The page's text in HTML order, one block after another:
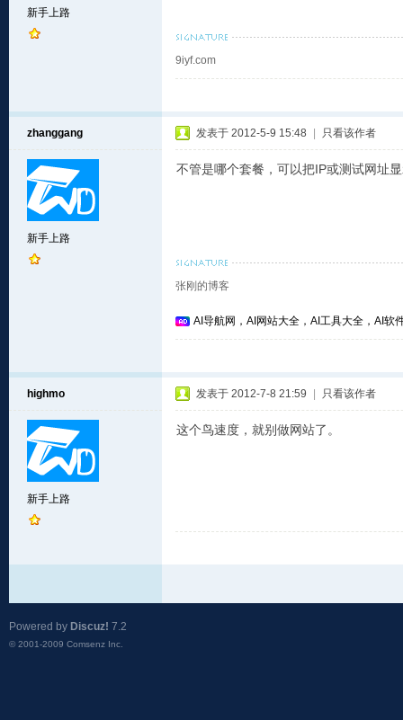
新手上路
9iyf.com
zhanggang
新手上路
发表于 2012-5-9 15:48 只看该作者
不管是哪个套餐，可以把IP或测试网址
张刚的博客
AI导航网，AI网站大全，AI工具大全，AI软
highmo
新手上路
发表于 2012-7-8 21:59 只看该作者
这个鸟速度，就别做网站了。
Powered by Discuz! 7.2
© 2001-2009 Comsenz Inc.